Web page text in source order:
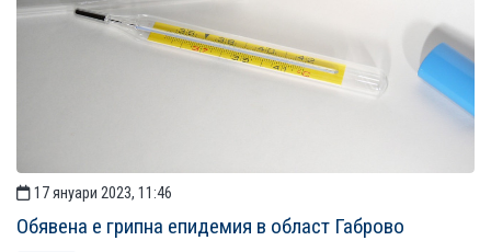
17 януари 2023, 11:46
Обявена е грипна епидемия в област Габрово